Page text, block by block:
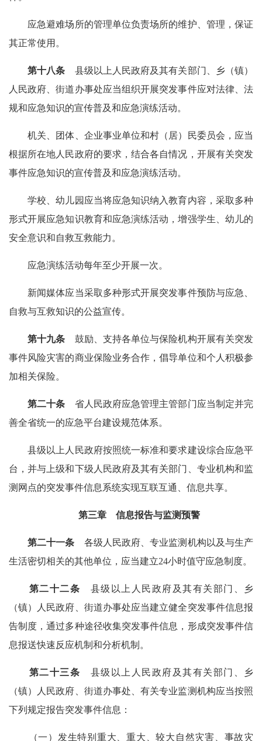
应急避难场所的管理单位负责场所的维护、管理，保证
其正常使用。
第十八条 县级以上人民政府及其有关部门、乡（镇）
人民政府、街道办事处应当组织开展突发事件应对法律、法
规和应急知识的宣传普及和应急演练活动。
机关、团体、企业事业单位和村（居）民委员会，应当
根据所在地人民政府的要求，结合各自情况，开展有关突发
事件应急知识的宣传普及和应急演练活动。
学校、幼儿园应当将应急知识纳入教育内容，采取多种
形式开展应急知识教育和应急演练活动，增强学生、幼儿的
安全意识和自救互救能力。
应急演练活动每年至少开展一次。
新闻媒体应当采取多种形式开展突发事件预防与应急、
自救与互救知识的公益宣传。
第十九条 鼓励、支持各单位与保险机构开展有关突发
事件风险灾害的商业保险业务合作，倡导单位和个人积极参
加相关保险。
第二十条 省人民政府应急管理主管部门应当制定并完
善全省统一的应急平台建设规范体系。
县级以上人民政府按照统一标准和要求建设综合应急平
台，并与上级和下级人民政府及其有关部门、专业机构和监
测网点的突发事件信息系统实现互联互通、信息共享。
第三章 信息报告与监测预警
第二十一条 各级人民政府、专业监测机构以及与生产
生活密切相关的其他单位，应当建立24小时值守应急制度。
第二十二条 县级以上人民政府及其有关部门、乡
（镇）人民政府、街道办事处应当建立健全突发事件信息报
告制度，通过多种途径收集突发事件信息，形成突发事件信
息报送快速反应机制和分析机制。
第二十三条 县级以上人民政府及其有关部门、乡
（镇）人民政府、街道办事处、有关专业监测机构应当按照
下列规定报告突发事件信息：
（一）发生特别重大、重大、较大自然灾害、事故灾